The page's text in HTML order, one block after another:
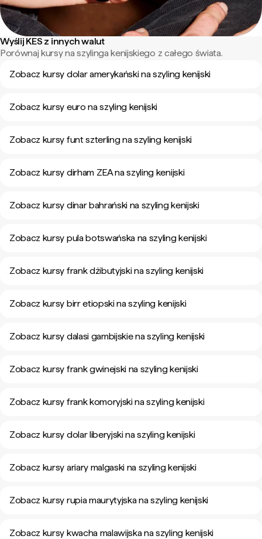
Wyślij KES z innych walut
Porównaj kursy na szylinga kenijskiego z całego świata.
Zobacz kursy dolar amerykański na szyling kenijski
Zobacz kursy euro na szyling kenijski
Zobacz kursy funt szterling na szyling kenijski
Zobacz kursy dirham ZEA na szyling kenijski
Zobacz kursy dinar bahrański na szyling kenijski
Zobacz kursy pula botswańska na szyling kenijski
Zobacz kursy frank dżibutyjski na szyling kenijski
Zobacz kursy birr etiopski na szyling kenijski
Zobacz kursy dalasi gambijskie na szyling kenijski
Zobacz kursy frank gwinejski na szyling kenijski
Zobacz kursy frank komoryjski na szyling kenijski
Zobacz kursy dolar liberyjski na szyling kenijski
Zobacz kursy ariary malgaski na szyling kenijski
Zobacz kursy rupia maurytyjska na szyling kenijski
Zobacz kursy kwacha malawijska na szyling kenijski